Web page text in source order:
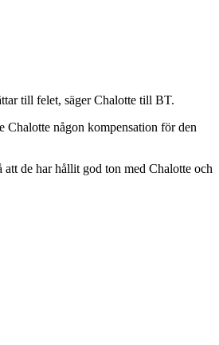
till felet, säger Chalotte till BT.
Chalotte någon kompensation för den
de har hållit god ton med Chalotte och